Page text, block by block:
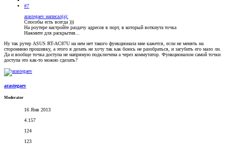
#7
arastegaev написал(а):
Способы есть всегда )))
На роутере настройте раздачу адресов в порт, в который воткнута точка
Нажмите для раскрытия...
Ну так рутер ASUS RT-AC87U на нем нет такого функционала мне кажется, если не менять на
стороннюю прошивку, а этого я делать не хочу так как боюсь не разобраться, и загубить его мало ли.
Да и вообще точка доступа не напрямую подключена а через коммутатор. Функционалом самой точки
доступа это как-то можно сделать?
arastegaev
Moderator
16 Янв 2013
4.157
124
123